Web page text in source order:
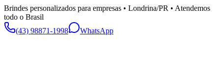
Brindes personalizados para empresas • Londrina/PR • Atendemos
todo o Brasil
(43) 98871-1998
WhatsApp